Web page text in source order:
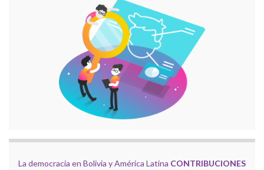
La democracia en Bolivia y América Latina CONTRIBUCIONES